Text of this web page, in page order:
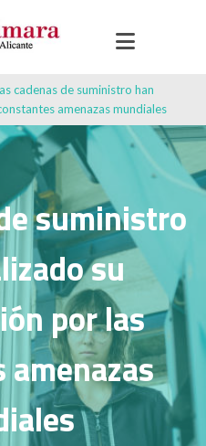
cadenas de suministro han
amenazas mundiales
suministro
su
por las